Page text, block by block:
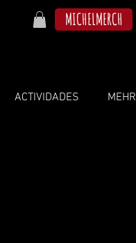
MICHELMERCH
ACTIVIDADES MEHR